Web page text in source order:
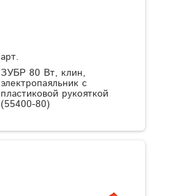
арт.
ЗУБР 80 Вт, клин,
электропаяльник с
пластиковой рукояткой
(55400-80)